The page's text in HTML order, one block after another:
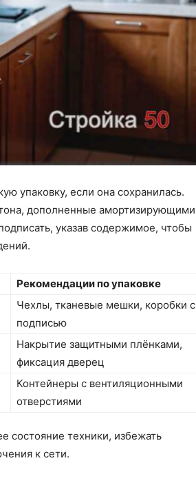
упаковку, если она сохранилась.
дополненные амортизирующими
указав содержимое, чтобы
Рекомендации по упаковке
Чехлы, тканевые мешки, коробки с
подписью
Накрытие защитными плёнками,
фиксация дверец
Контейнеры с вентиляционными
отверстиями
состояние техники, избежать
к сети.